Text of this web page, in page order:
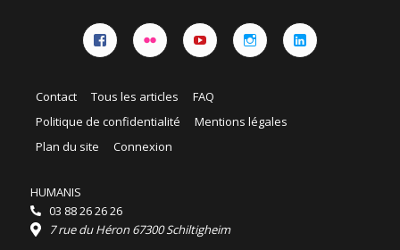
Contact Tous les articles
FAQ
Politique de confidentialité
Mentions légales
Plan du site
Connexion
HUMANIS
03 88 26 26 26
7 rue du Héron 67300 Schiltigheim